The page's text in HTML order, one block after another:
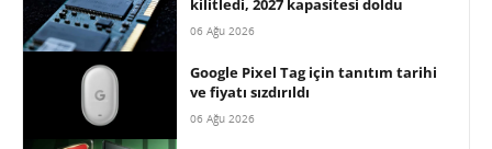
kilitledi, 2027 kapasitesi doldu
06 Ağu 2026
Google Pixel Tag için tanıtım tarihi
ve fiyatı sızdırıldı
06 Ağu 2026